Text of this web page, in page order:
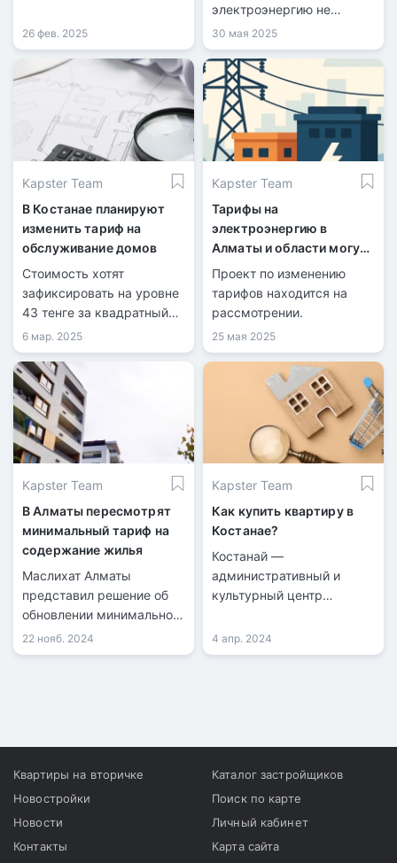
26 фев. 2025
электроэнергию не
ожидается — угольные
станции сохраняют
доминирующую роль.
30 мая 2025
Kapster Team
В Костанае планируют
изменить тариф на
обслуживание домов
Стоимость хотят
зафиксировать на уровне
43 тенге за квадратный
метр.
6 мар. 2025
Kapster Team
Тарифы на
электроэнергию в
Алматы и области могут
вырасти
Проект по изменению
тарифов находится на
рассмотрении.
25 мая 2025
Kapster Team
В Алматы пересмотрят
минимальный тариф на
содержание жилья
Маслихат Алматы
представил решение об
обновлении минимального
тарифа на управление и
содержание жилья в 2025
22 нояб. 2024
Kapster Team
Как купить квартиру в
Костанае?
Костанай —
административный и
культурный центр
расположен в се­верной
части Республики
4 апр. 2024
Квартиры на вторичке
Новостройки
Новости
Контакты
Каталог застройщиков
Поиск по карте
Личный кабинет
Карта сайта